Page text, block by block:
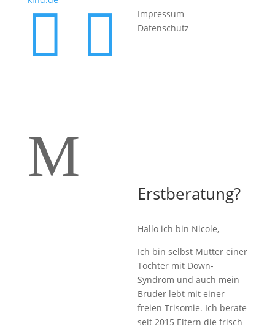
 
Impressum
Datenschutz
M
Erstberatung?
Hallo ich bin Nicole,
Ich bin selbst Mutter einer
Tochter mit Down-
Syndrom und auch mein
Bruder lebt mit einer
freien Trisomie. Ich berate
seit 2015 Eltern die frisch